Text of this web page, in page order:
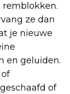
remblokken.
ze dan
je nieuwe
en geluiden.
of